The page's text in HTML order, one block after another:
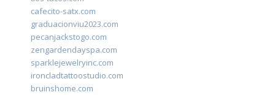
cafecito-satx.com
graduacionviu2023.com
pecanjackstogo.com
zengardendayspa.com
sparklejewelryinc.com
ironcladtattoostudio.com
bruinshome.com